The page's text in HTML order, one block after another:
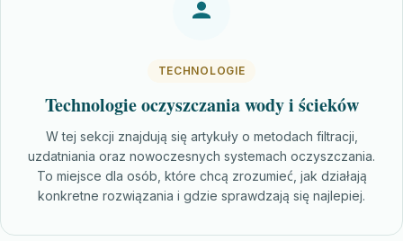
TECHNOLOGIE
Technologie oczyszczania wody i ścieków
W tej sekcji znajdują się artykuły o metodach filtracji,
uzdatniania oraz nowoczesnych systemach oczyszczania.
To miejsce dla osób, które chcą zrozumieć, jak działają
konkretne rozwiązania i gdzie sprawdzają się najlepiej.